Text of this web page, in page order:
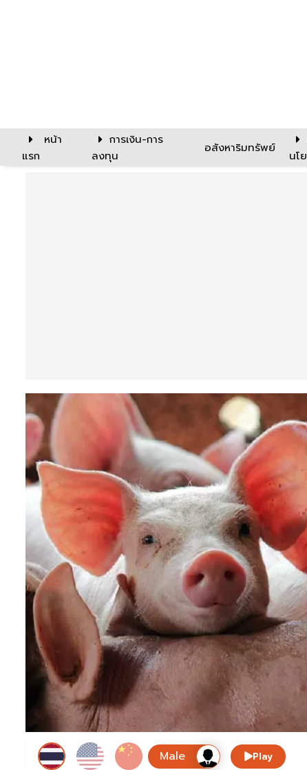
หน้า
แรก
การเงิน-การ
ลงทุน
อสังหาริมทรัพย์
นโ
Play